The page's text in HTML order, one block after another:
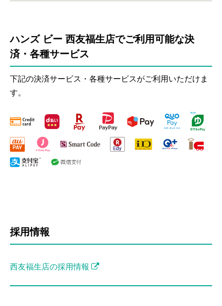
ハンズ ビー 西友福生店でご利用可能な決
済・各種サービス
下記の決済サービス・各種サービスがご利用いただけま
す。
採用情報
西友福生店の採用情報